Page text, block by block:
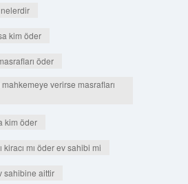
kim öder
öder
mahkemeye verirse masrafları
kim öder
kiracı mı öder ev sahibi mi
sahibine aittir